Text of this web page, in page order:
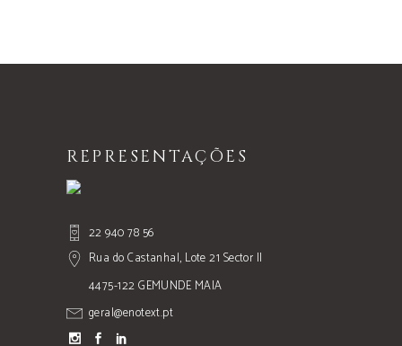
REPRESENTAÇÕES
22 940 78 56
Rua do Castanhal, Lote 21 Sector II
4475-122 GEMUNDE MAIA
geral@enotext.pt